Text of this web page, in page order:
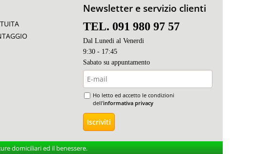
Newsletter e servizio clienti
TEL. 091 980 97 57
Dal Lunedi al Venerdi
9:30 - 17:45
Sabato su appuntamento
Ho letto ed accetto le condizioni
dell'informativa privacy
domiciliari ed il benessere.